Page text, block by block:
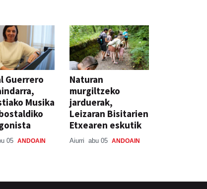
Guerrero
Musika
05 ANDOAIN
Naturan
murgiltzeko
jarduerak,
Leizaran Bisitarien
Etxearen eskutik
Aiurri abu 05 ANDOAIN